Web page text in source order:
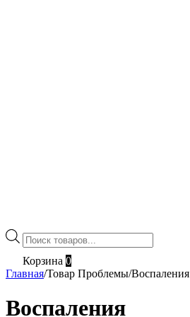
Поиск
товаров
Корзина 0
Главная/Товар Проблемы/Воспаления
Воспаления